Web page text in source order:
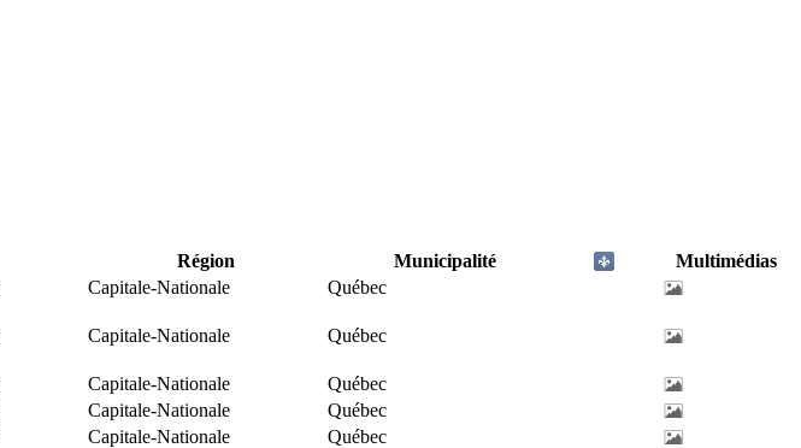
Région Municipalité
Multimédias
Capitale-Nationale
Québec
Capitale-Nationale Québec
Capitale-Nationale
Québec
Capitale-Nationale
Québec
Capitale-Nationale
Québec